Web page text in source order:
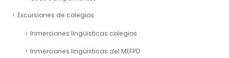
Excursiones de colegios
Inmersiones lingüisticas colegios
Inmersiones lingüisticas del MEFPD